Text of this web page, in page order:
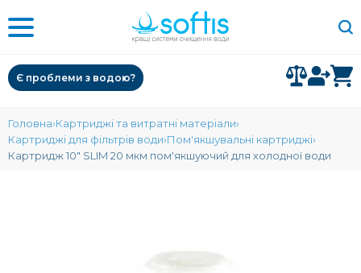
Є проблеми з водою?
Головна Картриджі та витратні матеріали
Картриджі для фільтрів води Пом'якшувальні картриджі
Картридж 10" SLIM 20 мкм пом'якшуючий для холодної води